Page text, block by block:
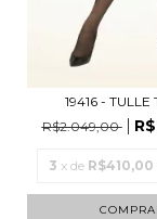
19416 - TULLE
R$2.049,00
3 x de R$410,00